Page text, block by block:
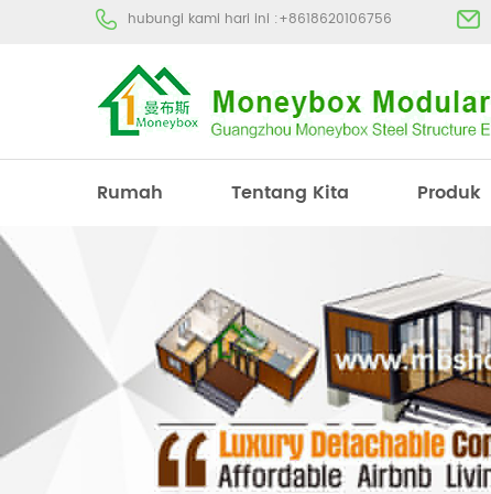
hubungi kami hari ini :+8618620106756
Rumah Tentang Kita Produk